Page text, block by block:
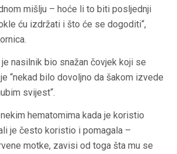
mišlju – hoće li to biti posljednji
ću izdržati i što će se dogoditi“,
je nasilnik bio snažan čovjek koji se
“nekad bilo dovoljno da šakom izvede
svijest“.
hematomima kada je koristio
je često koristio i pomagala –
motke, zavisi od toga šta mu se